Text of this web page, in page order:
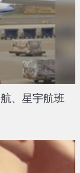
、星宇航班